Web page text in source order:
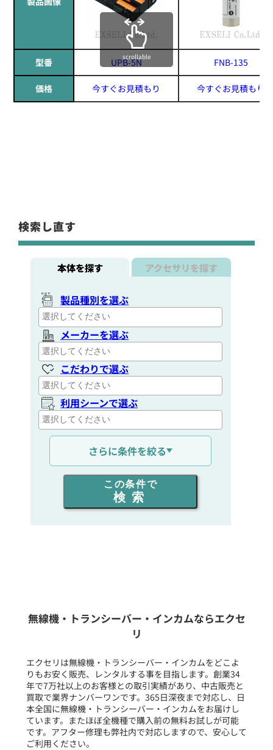
型番 UPB-5N FNB-135
価格 今すぐお見積もり 今すぐお見積もり
scrollable
検索し直す
本体を探す アクセサリを探す
製品種別を選ぶ
メーカーを選ぶ
こだわりで選ぶ
利用シーンで選ぶ
通信距離を選ぶ
出力を選ぶ
同時通話人数を選ぶ
フリーワード入力(製品名等)
選択条件をリセット
さらに条件を絞る
この条件で
検索
無線機・トランシーバー・インカムならエクセ
リ
エクセリは無線機・トランシーバー・インカムをどこよ
りもお安く販売、レンタルする事を目指します。創業34
年で7万社以上のお客様との取引実績があり、中古販売と
買取で業界ナンバーワンです。365日深夜まで対応し、日
本全国に無線機・トランシーバー・インカムをお届けし
ています。またほぼ全機種で購入前の無料お試しが可能
です。アフター修理も弊社内で対応しますので、安心して
ご利用ください。